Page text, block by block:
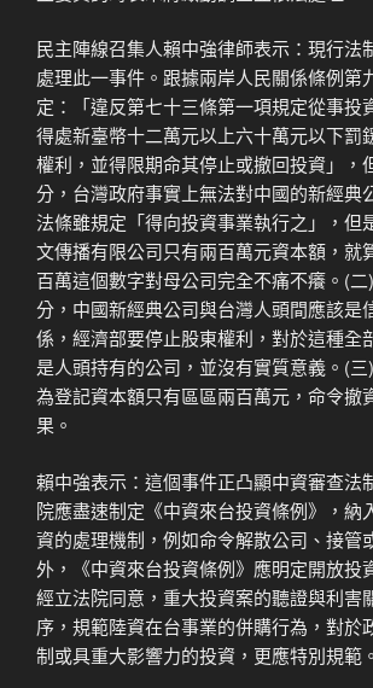
民主陣線召集人賴中強律師表示：現行法
處理此一事件。跟據兩岸人民關係條例第
定：「違反第七十三條第一項規定從事投
得處新臺幣十二萬元以上六十萬元以下罰
權利，並得限期命其停止或撤回投資」，
分，台灣政府事實上無法對中國的新經典
法條雖規定「得向投資事業執行之」，但
文傳播有限公司只有兩百萬元資本額，就
百萬這個數字對母公司完全不痛不癢。(
分，中國新經典公司與台灣人頭間應該是
係，經濟部要停止股東權利，對於這種全
是人頭持有的公司，並沒有實質意義。(
為登記資本額只有區區兩百萬元，命令撤
果。
賴中強表示：這個事件正凸顯中資審查法
院應盡速制定《中資來台投資條例》，納
資的處理機制，例如命令解散公司、接管
外，《中資來台投資條例》應明定開放投
經立法院同意，重大投資案的聽證與利害
序，規範陸資在台事業的併購行為，對於
制或具重大影響力的投資，更應特別規